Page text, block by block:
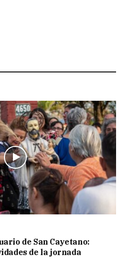
de San Cayetano:
de la jornada